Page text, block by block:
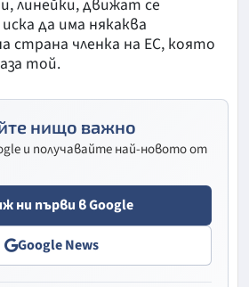
линейки, движат се
да има някаква
страна членка на ЕС, която
той.
нищо важно
и получавайте най-новото от
ни първи в Google
Google News